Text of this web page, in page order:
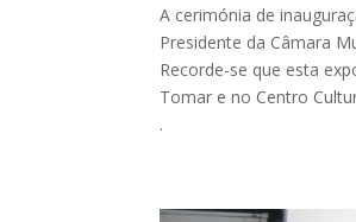
A cerimónia de
Presidente da Câmara
Recorde-se que esta
Tomar e no Centro
.